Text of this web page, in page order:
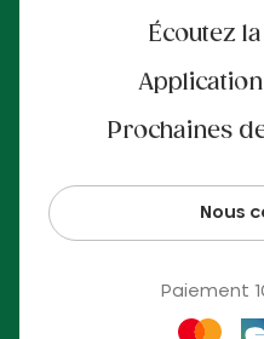
Écoutez
Prochaines
Nous
Paiement